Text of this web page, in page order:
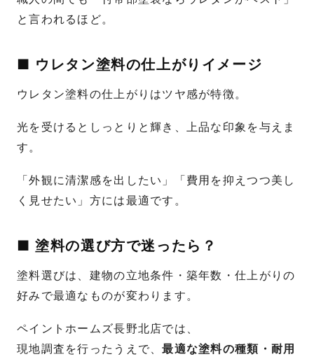
と言われるほど。
■ ウレタン塗料の仕上がりイメージ
ウレタン塗料の仕上がりはツヤ感が特徴。
光を受けるとしっとりと輝き、上品な印象を与えま
す。
「外観に清潔感を出したい」「費用を抑えつつ美し
く見せたい」方には最適です。
■ 塗料の選び方で迷ったら？
塗料選びは、建物の立地条件・築年数・仕上がりの
好みで最適なものが変わります。
ペイントホームズ長野北店では、
現地調査を行ったうえで、最適な塗料の種類・耐用